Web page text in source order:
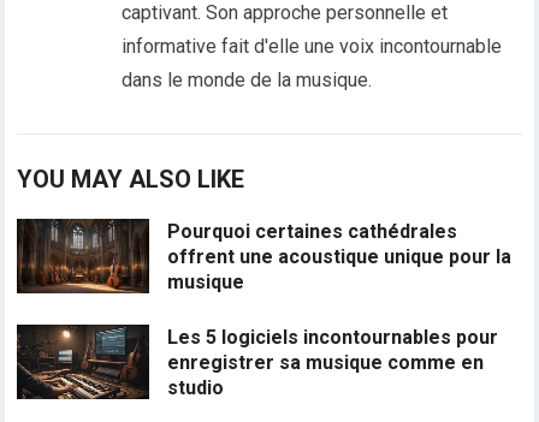
captivant. Son approche personnelle et
informative fait d'elle une voix incontournable
dans le monde de la musique.
YOU MAY ALSO LIKE
Pourquoi certaines cathédrales
offrent une acoustique unique pour la
musique
Les 5 logiciels incontournables pour
enregistrer sa musique comme en
studio